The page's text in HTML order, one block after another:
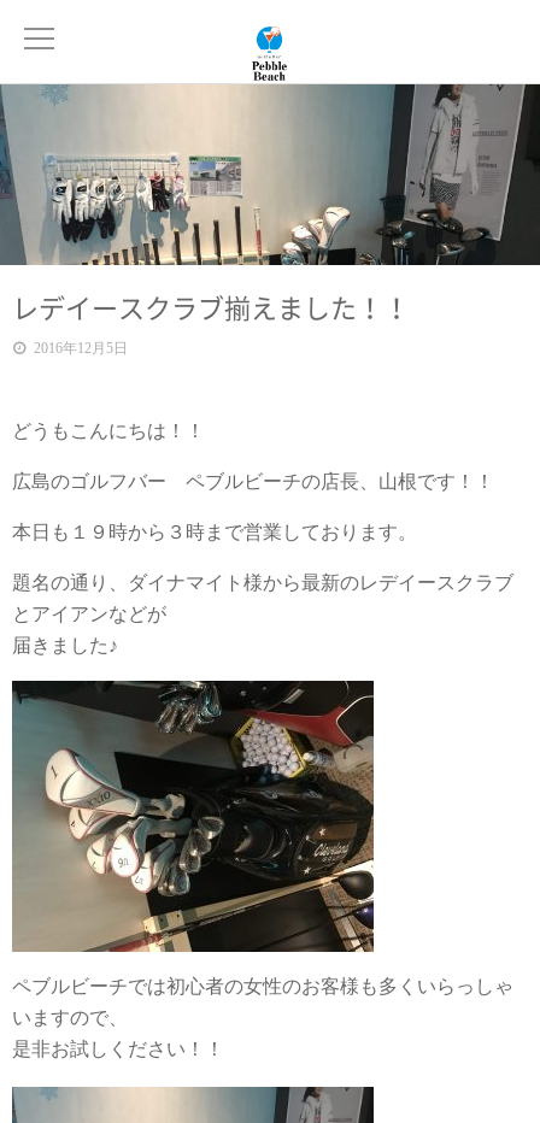
レデイースクラブ揃えました！！
2016年12月5日
どうもこんにちは！！
広島のゴルフバー ペブルビーチの店長、山根です！！
本日も１９時から３時まで営業しております。
題名の通り、ダイナマイト様から最新のレデイースクラブ
とアイアンなどが
届きました♪
ペブルビーチでは初心者の女性のお客様も多くいらっしゃ
いますので、
是非お試しください！！